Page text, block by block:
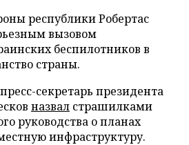
республики Робертас
вызовом
беспилотников в
страны.
секретарь президента
назвал страшилками
руководства о планах
инфраструктуру.